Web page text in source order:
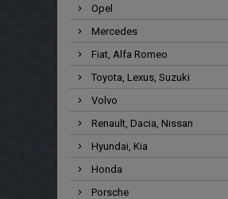
Opel
Mercedes
Fiat, Alfa Romeo
Toyota, Lexus, Suzuki
Volvo
Renault, Dacia, Nissan
Hyundai, Kia
Honda
Porsche